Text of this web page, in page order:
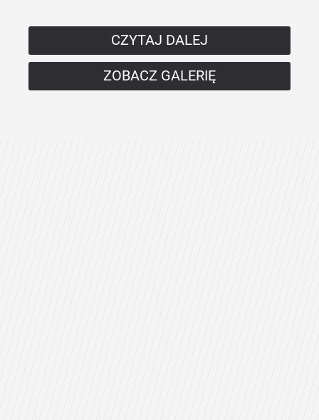
CZYTAJ DALEJ
ZOBACZ GALERIĘ